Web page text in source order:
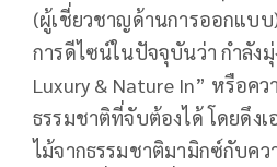
(ผู้เชี่ยวชาญด้านการออกแบบ
การดีไซน์ในปัจจุบันว่า กำลัง
Luxury & Nature In” หรือค
ธรรมชาติที่จับต้องได้ โดยดึงเ
ไม้จากธรรมชาติมามิกซ์กับค